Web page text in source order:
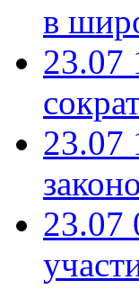
в
23.07
23.07
23.07